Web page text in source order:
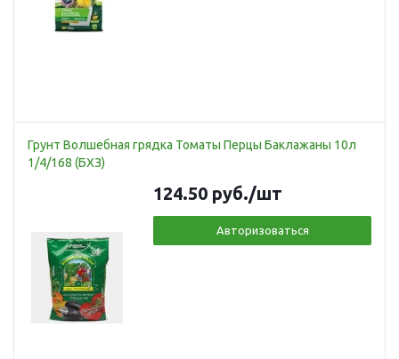
Грунт Волшебная грядка Томаты Перцы Баклажаны 10л
1/4/168 (БХЗ)
124.50 руб./шт
Авторизоваться